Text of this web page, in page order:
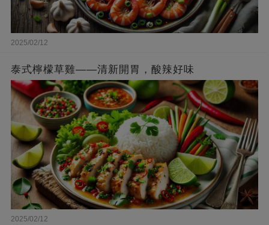
2025/02/12
泰式檸檬草雞——清新開胃，酸辣好味
2025/02/12